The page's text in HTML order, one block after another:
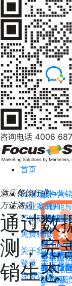
咨询电话 4006
首页
邮件营销
AI智能
高效解
落地页/
独立承
群发邮
非会员
H5微页
应用场景+
全渠道
自动化
行业案例+
生物医
业
耐消品
教育培
旅游行
营销研究院+
营销研
线上直
营销干
实战指
企业动
免费模版
关于我们
关于我
登录
免费试用
酒店餐饮行业
万达酒店
通过数
测，完
销生态